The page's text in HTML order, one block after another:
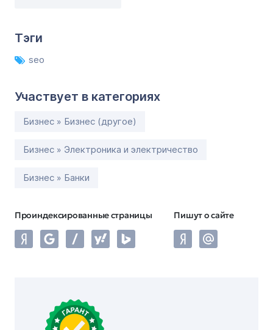
Тэги
seo
Участвует в категориях
Бизнес » Бизнес (другое)
Бизнес » Электроника и электричество
Бизнес » Банки
Проиндексированные страницы Пишут о сайте